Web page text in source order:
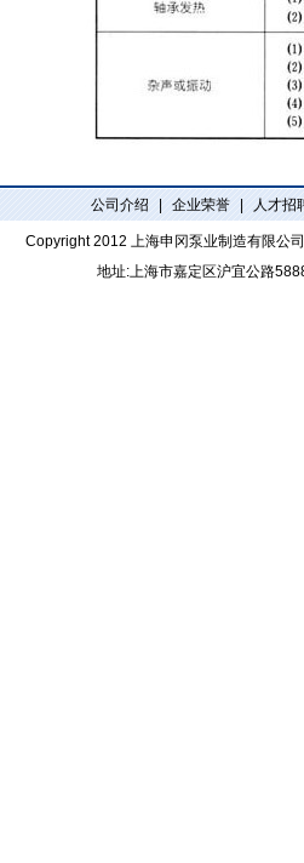
公司介绍 企业荣誉 人才招
Copyright 2012 上海申冈泵业制造有限公司
地址:上海市嘉定区沪宜公路